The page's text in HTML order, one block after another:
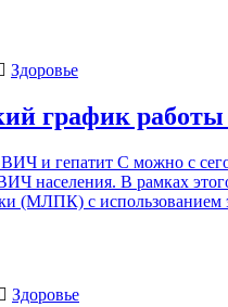
Здоровье
график
и гепатит С можно с
населения. В рамках
(МЛПК) с
Здоровье